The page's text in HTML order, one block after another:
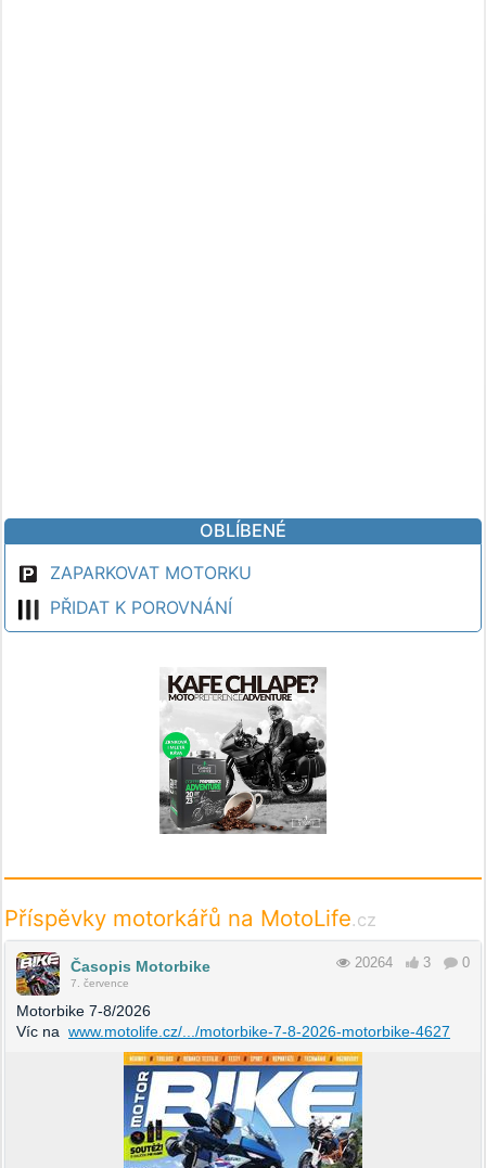
OBLÍBENÉ
ZAPARKOVAT MOTORKU
PŘIDAT K POROVNÁNÍ
Příspěvky motorkářů na MotoLife.cz
Časopis Motorbike
7. července
20264 3 0
Motorbike 7-8/2026
Víc na www.motolife.cz/.../motorbike-7-8-2026-motorbike-4627